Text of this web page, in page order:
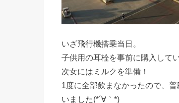
いざ飛行機搭乗当日。
子供用の耳栓を事前に購入して
次女にはミルクを準備！
1度に全部飲まなかったので、
いました(*´∀｀*)